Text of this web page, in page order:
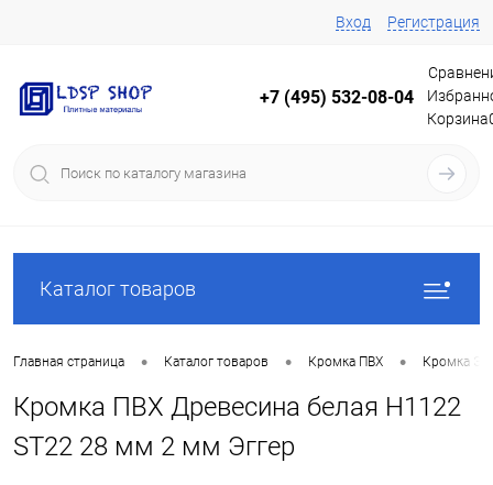
Вход Регистрация
+7 (495) 532-08-04
Корзина
Каталог товаров
Главная страница • Каталог товаров • Кромка ПВХ • Кромка
Кромка ПВХ Древесина белая Н1122
ST22 28 мм 2 мм Эггер